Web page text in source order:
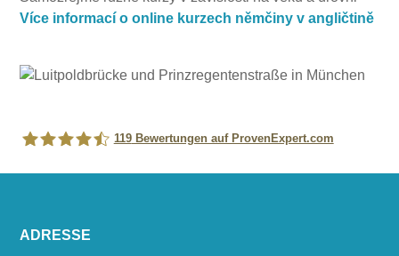
Více informací o online kurzech němčiny v angličtině
119Bewertungen auf ProvenExpert.com
ADRESSE